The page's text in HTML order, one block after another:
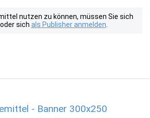
nutzen zu können, müssen Sie sich
sich als Publisher anmelden
- Banner 300x250